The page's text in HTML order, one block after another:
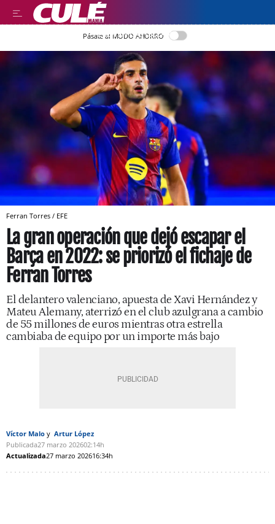
LEER EN CASTELLANO
Pásate al MODO AHORRO
Ferran Torres / EFE
La gran operación que dejó escapar el
Barça en 2022: se priorizó el fichaje de
Ferran Torres
El delantero valenciano, apuesta de Xavi Hernández y
Mateu Alemany, aterrizó en el club azulgrana a cambio
de 55 millones de euros mientras otra estrella
cambiaba de equipo por un importe más bajo
Víctor Malo
Artur López
Publicada27 marzo 202602:14h
Actualizada27 marzo 202616:34h